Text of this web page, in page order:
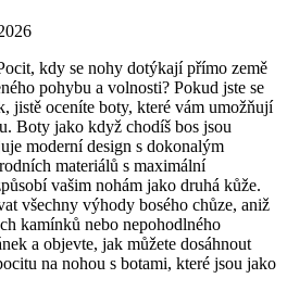
kdy‍ se nohy dotýkají ⁢přímo země
pohybu a volnosti? Pokud⁣ jste se
⁣jistě oceníte boty, které vám ⁤umožňují⁣
Boty⁤ jako když chodíš bos jsou
moderní design⁢ s dokonalým
materiálů s maximální
⁤vašim nohám jako‍ druhá kůže.
všechny výhody‍ bosého chůze, aniž
kamínků nebo nepohodlného‌
a objevte, jak můžete dosáhnout
na ‌nohou s botami, ​které jsou jako